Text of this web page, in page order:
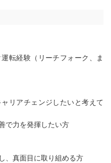
転経験（リーチフォーク、ま
リアチェンジしたいと考えて
で力を発揮したい方
、真面目に取り組める方